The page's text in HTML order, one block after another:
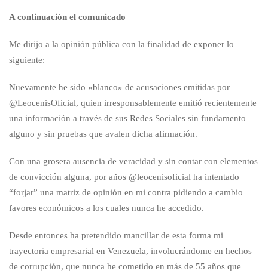
A continuación el comunicado
Me dirijo a la opinión pública con la finalidad de exponer lo
siguiente:
Nuevamente he sido «blanco» de acusaciones emitidas por
@LeocenisOficial, quien irresponsablemente emitió recientemente
una información a través de sus Redes Sociales sin fundamento
alguno y sin pruebas que avalen dicha afirmación.
Con una grosera ausencia de veracidad y sin contar con elementos
de convicción alguna, por años @leocenisoficial ha intentado
“forjar” una matriz de opinión en mi contra pidiendo a cambio
favores económicos a los cuales nunca he accedido.
Desde entonces ha pretendido mancillar de esta forma mi
trayectoria empresarial en Venezuela, involucrándome en hechos
de corrupción, que nunca he cometido en más de 55 años que